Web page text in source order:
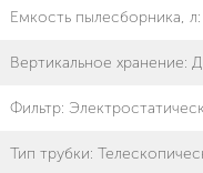
Емкость пылесборника, л
Вертикальное хранение:
Фильтр:
Тип трубки: